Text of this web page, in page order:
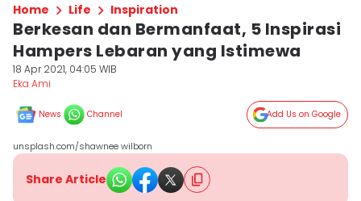
Home Life Inspiration
Berkesan dan Bermanfaat, 5 Inspirasi
Hampers Lebaran yang Istimewa
18 Apr 2021, 04:05 WIB
Eka Ami
News Channel Add Us on Google
unsplash.com/shawnee wilborn
Share Article